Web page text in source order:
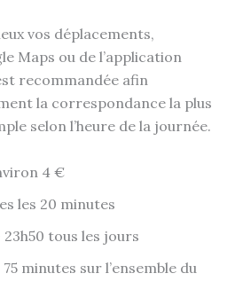
vos déplacements,
Maps ou de l’application
recommandée afin
la correspondance la plus
selon l’heure de la journée.
4 €
les 20 minutes
tous les jours
minutes sur l’ensemble du